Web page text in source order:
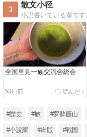
3
散文小径
全国里見一族交流会総会
53日前
#歴史 #旅 #夢酔藤山
#小説家 #出版 #戦国